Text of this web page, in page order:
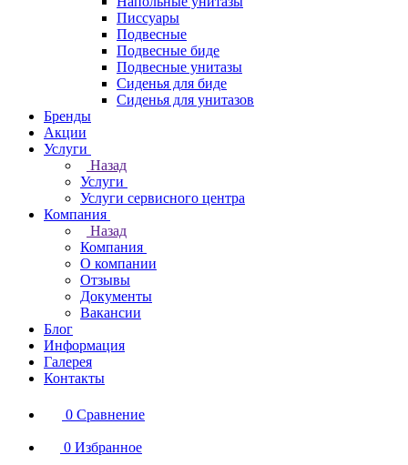
Писсуары
Подвесные
Подвесные биде
Подвесные унитазы
Сиденья для биде
Сиденья для унитазов
Бренды
Акции
Услуги
Назад
Услуги
Услуги сервисного центра
Компания
Назад
Компания
О компании
Отзывы
Документы
Вакансии
Блог
Информация
Галерея
Контакты
0 Сравнение
0 Избранное